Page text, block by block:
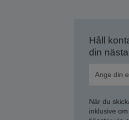
Håll
din
När du
inklusive